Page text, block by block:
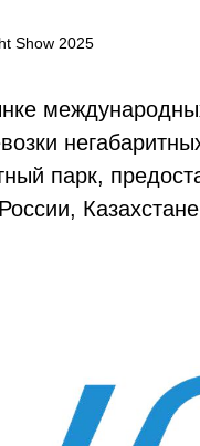
Show 2025
парк,